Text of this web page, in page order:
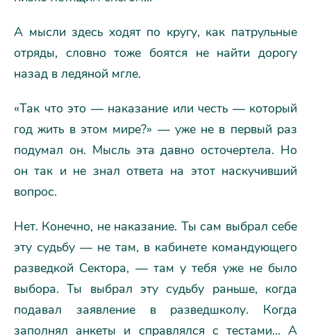
А мысли здесь ходят по кругу, как патрульные
отряды, словно тоже боятся не найти дорогу
назад в ледяной мгле.
«Так что это — наказание или честь — который
год жить в этом мире?» — уже не в первый раз
подумал он. Мысль эта давно осточертела. Но
он так и не знал ответа на этот наскучивший
вопрос.
Нет. Конечно, не наказание. Ты сам выбрал себе
эту судьбу — не там, в кабинете командующего
разведкой Сектора, — там у тебя уже не было
выбора. Ты выбрал эту судьбу раньше, когда
подавал заявление в разведшколу. Когда
заполнял анкеты и справлялся с тестами... А